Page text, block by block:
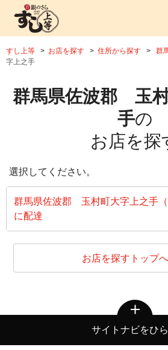
すし上等 お店を探す 住所から探す 群
字上之手
群馬県佐波郡 玉
手の
お店を探
選択してください。
群馬県佐波郡 玉村町大字上之手（
に配達
お店を探すトップ
サイトナビをひら